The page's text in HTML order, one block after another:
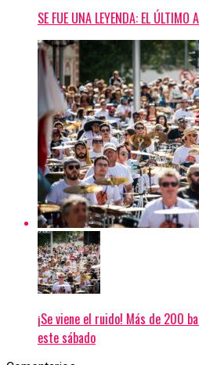
SE FUE UNA LEYENDA: EL
¡Se viene el ruido! Más de 200
este sábado